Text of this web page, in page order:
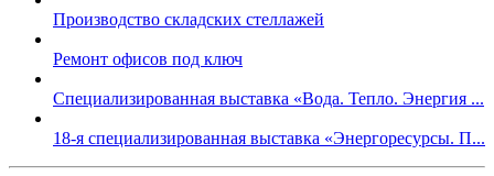
Производство складских стеллажей
Ремонт офисов под ключ
Специализированная выставка «Вода. Тепло. Энергия ...
18-я специализированная выставка «Энергоресурсы. П...